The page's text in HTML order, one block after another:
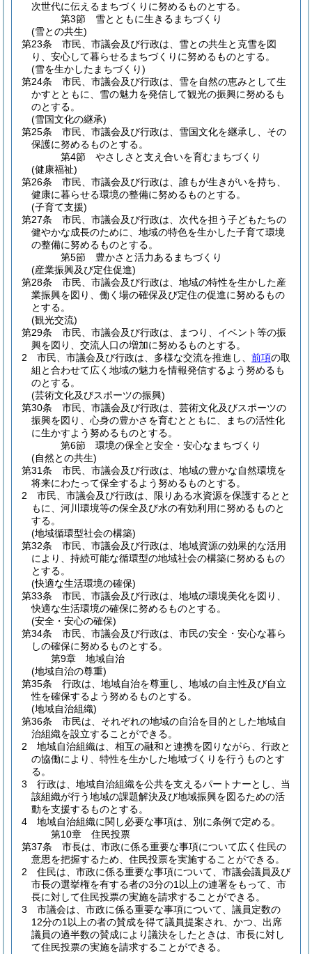
次世代に伝えるまちづくりに努めるものとする。
第3節
雪とともに生きるまちづくり
(雪との共生)
第23条
市民、市議会及び行政は、雪との共生と克雪を図
り、安心して暮らせるまちづくりに努めるものとする。
(雪を生かしたまちづくり)
第24条
市民、市議会及び行政は、雪を自然の恵みとして生
かすとともに、雪の魅力を発信して観光の振興に努めるも
のとする。
(雪国文化の継承)
第25条
市民、市議会及び行政は、雪国文化を継承し、その
保護に努めるものとする。
第4節
やさしさと支え合いを育むまちづくり
(健康福祉)
第26条
市民、市議会及び行政は、誰もが生きがいを持ち、
健康に暮らせる環境の整備に努めるものとする。
(子育て支援)
第27条
市民、市議会及び行政は、次代を担う子どもたちの
健やかな成長のために、地域の特色を生かした子育て環境
の整備に努めるものとする。
第5節
豊かさと活力あるまちづくり
(産業振興及び定住促進)
第28条
市民、市議会及び行政は、地域の特性を生かした産
業振興を図り、働く場の確保及び定住の促進に努めるもの
とする。
(観光交流)
第29条
市民、市議会及び行政は、まつり、イベント等の振
興を図り、交流人口の増加に努めるものとする。
2
市民、市議会及び行政は、多様な交流を推進し、 前項の取
組と合わせて広く地域の魅力を情報発信するよう努めるも
のとする。
(芸術文化及びスポーツの振興)
第30条
市民、市議会及び行政は、芸術文化及びスポーツの
振興を図り、心身の豊かさを育むとともに、まちの活性化
に生かすよう努めるものとする。
第6節
環境の保全と安全・安心なまちづくり
(自然との共生)
第31条
市民、市議会及び行政は、地域の豊かな自然環境を
将来にわたって保全するよう努めるものとする。
2
市民、市議会及び行政は、限りある水資源を保護するとと
もに、河川環境等の保全及び水の有効利用に努めるものと
する。
(地域循環型社会の構築)
第32条
市民、市議会及び行政は、地域資源の効果的な活用
により、持続可能な循環型の地域社会の構築に努めるもの
とする。
(快適な生活環境の確保)
第33条
市民、市議会及び行政は、地域の環境美化を図り、
快適な生活環境の確保に努めるものとする。
(安全・安心の確保)
第34条
市民、市議会及び行政は、市民の安全・安心な暮ら
しの確保に努めるものとする。
第9章
地域自治
(地域自治の尊重)
第35条
行政は、地域自治を尊重し、地域の自主性及び自立
性を確保するよう努めるものとする。
(地域自治組織)
第36条
市民は、それぞれの地域の自治を目的とした地域自
治組織を設立することができる。
2
地域自治組織は、相互の融和と連携を図りながら、行政と
の協働により、特性を生かした地域づくりを行うものとす
る。
3
行政は、地域自治組織を公共を支えるパートナーとし、当
該組織が行う地域の課題解決及び地域振興を図るための活
動を支援するものとする。
4
地域自治組織に関し必要な事項は、別に条例で定める。
第10章
住民投票
第37条
市長は、市政に係る重要な事項について広く住民の
意思を把握するため、住民投票を実施することができる。
2
住民は、市政に係る重要な事項について、市議会議員及び
市長の選挙権を有する者の3分の1以上の連署をもって、市
長に対して住民投票の実施を請求することができる。
3
市議会は、市政に係る重要な事項について、議員定数の
12分の1以上の者の賛成を得て議員提案され、かつ、出席
議員の過半数の賛成により議決をしたときは、市長に対し
て住民投票の実施を請求することができる。